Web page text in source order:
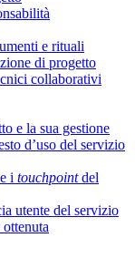
e rituali
di progetto
collaborativi
e la sua gestione
d’uso del servizio
i touchpointdel
utente del servizio